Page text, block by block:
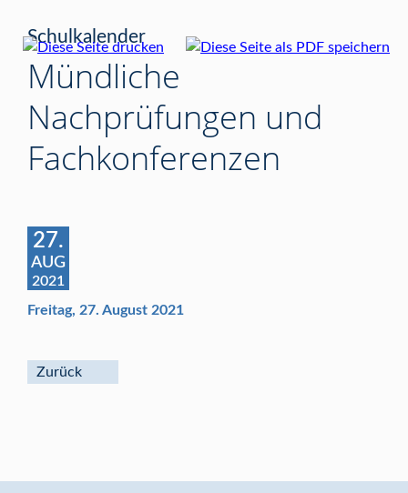
Schulkalender
Mündliche
Nachprüfungen und
Fachkonferenzen
27.
AUG
2021
Freitag, 27. August 2021
Zurück